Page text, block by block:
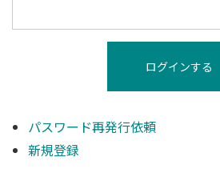
パスワード再発行依頼
新規登録